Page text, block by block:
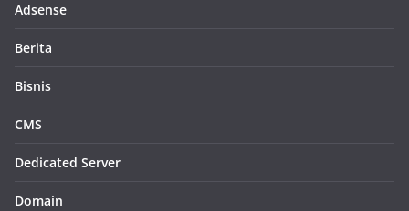
Adsense
Berita
Bisnis
CMS
Dedicated Server
Domain